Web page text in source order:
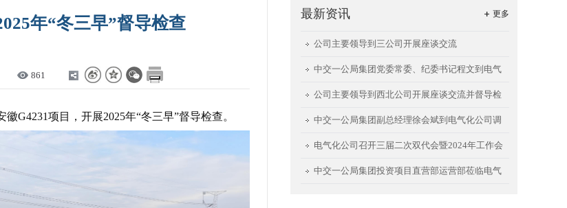
年“冬三早”督导检查
861
G4231项目，开展2025年“冬三早”督导检查。
更多
最新资讯
公司主要领导到三公司开展座谈交流
中交一公局集团党委常委、纪委书记程文到电气
化公司调研指导
公司主要领导到西北公司开展座谈交流并督导检
查西安航天城项目
中交一公局集团副总经理徐会斌到电气化公司调
研指导工作
电气化公司召开三届二次双代会暨2024年工作会
中交一公局集团投资项目直营部运营部莅临电气